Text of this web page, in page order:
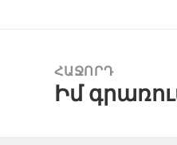
ՀԱՋՈՐԴ
Հաջորդ
Իմ